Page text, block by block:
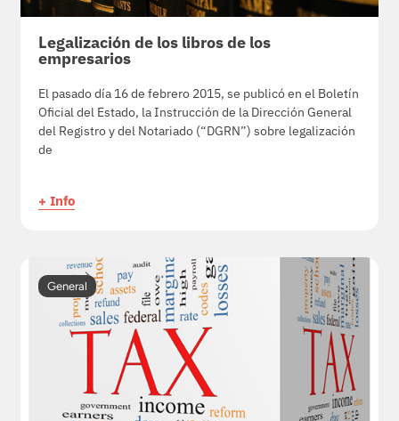
Legalización de los libros de los
empresarios
El pasado día 16 de febrero 2015, se publicó en el Boletín
Oficial del Estado, la Instrucción de la Dirección General
del Registro y del Notariado (“DGRN”) sobre legalización
de
+ Info
General